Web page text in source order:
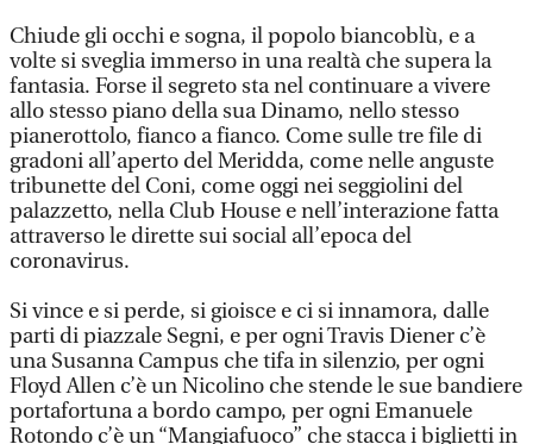
Chiude gli occhi e sogna, il popolo biancoblù, e a
volte si sveglia immerso in una realtà che supera la
fantasia. Forse il segreto sta nel continuare a vivere
allo stesso piano della sua Dinamo, nello stesso
pianerottolo, fianco a fianco. Come sulle tre file di
gradoni all’aperto del Meridda, come nelle anguste
tribunette del Coni, come oggi nei seggiolini del
palazzetto, nella Club House e nell’interazione fatta
attraverso le dirette sui social all’epoca del
coronavirus.
Si vince e si perde, si gioisce e ci si innamora, dalle
parti di piazzale Segni, e per ogni Travis Diener c’è
una Susanna Campus che tifa in silenzio, per ogni
Floyd Allen c’è un Nicolino che stende le sue bandiere
portafortuna a bordo campo, per ogni Emanuele
Rotondo c’è un “Mangiafuoco” che stacca i biglietti in